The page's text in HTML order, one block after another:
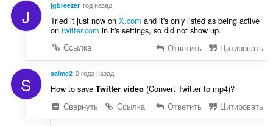
J jgbreezer год назад
Tried it just now on X.com and it's only listed as being active
on twitter.com in it's settings, so did not show up.
Ссылка
Ответить Цитировать
S saime2 2 года назад
How to save Twitter video(Convert Twitter to mp4)?
Свернуть
Ссылка Ответить Цитировать